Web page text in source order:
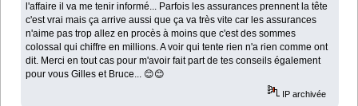
l'affaire il va me tenir informé... Parfois les assurances prennent la tête
c'est vrai mais ça arrive aussi que ça va très vite car les assurances
n'aime pas trop allez en procès à moins que c'est des sommes
colossal qui chiffre en millions. A voir qui tente rien n'a rien comme ont
dit. Merci en tout cas pour m'avoir fait part de tes conseils également
pour vous Gilles et Bruce... 😊😊
IP archivée